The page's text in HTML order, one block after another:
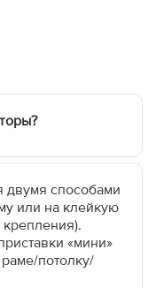
способами
или на клейкую
крепления).
«мини»
потолку/